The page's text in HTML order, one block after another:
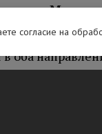
–
оба
дорожных
согласие на